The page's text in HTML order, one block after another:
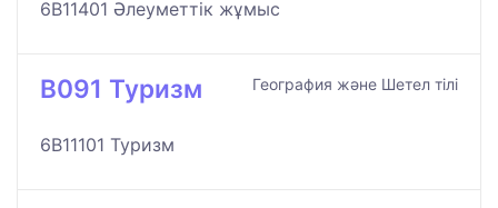
6B11401 Әлеуметтік жұмыс
B091 Туризм География және Шетел тілі
6B11101 Туризм